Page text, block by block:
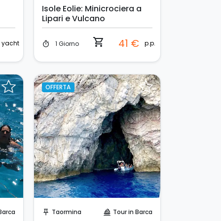
yacht
Isole Eolie: Minicrociera a
Lipari e Vulcano
timer 1 Giorno shopping_cart 41 € p.p.
OFFERTA
push_pin Taormina sailing Tour in Barca